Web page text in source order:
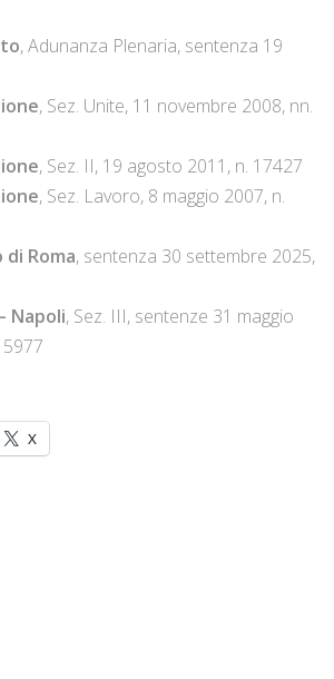
, Adunanza Plenaria, sentenza 19
, Sez. Unite, 11 novembre 2008, nn.
, Sez. II, 19 agosto 2011, n. 17427
, Sez. Lavoro, 8 maggio 2007, n.
di Roma, sentenza 30 settembre 2025,
Napoli, Sez. III, sentenze 31 maggio
X